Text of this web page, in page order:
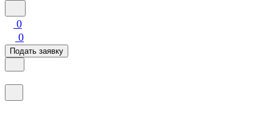
0
0
Подать заявку